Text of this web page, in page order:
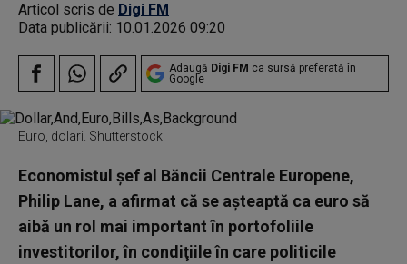
Articol scris de Digi FM
Data publicării: 10.01.2026 09:20
Adaugă Digi FM ca sursă preferată în
Google
Euro, dolari. Shutterstock
Economistul şef al Băncii Centrale Europene,
Philip Lane, a afirmat că se aşteaptă ca euro să
aibă un rol mai important în portofoliile
investitorilor, în condiţiile în care politicile